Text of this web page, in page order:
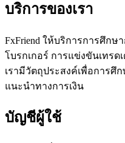
บริการของเรา
FxFriend ให้บริการการศึกษ
โบรกเกอร์ การแข่งขันเทร
เรามีวัตถุประสงค์เพื่อการศึ
แนะนำทางการเงิน
บัญชีผู้ใช้